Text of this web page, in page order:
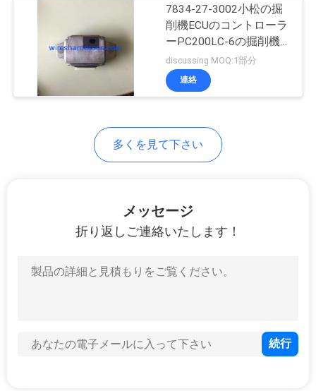
エンジンのサーモ
7834-27-3002小松の掘
削機ECUのコントローラ
ーPC200LC-6の掘削機
の制御装置
discussing MOQ:1部分
連絡
多くを見て下さい
メッセージ
折り返しご連絡いたします！